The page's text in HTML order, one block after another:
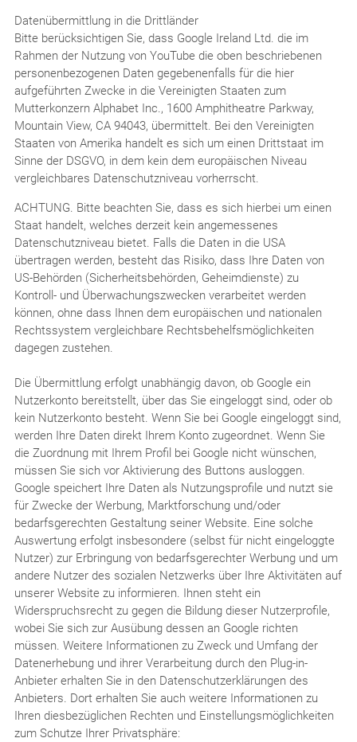
Datenübermittlung in die Drittländer
Bitte berücksichtigen Sie, dass Google Ireland Ltd. die im
Rahmen der Nutzung von YouTube die oben beschriebenen
personenbezogenen Daten gegebenenfalls für die hier
aufgeführten Zwecke in die Vereinigten Staaten zum
Mutterkonzern Alphabet Inc., 1600 Amphitheatre Parkway,
Mountain View, CA 94043, übermittelt. Bei den Vereinigten
Staaten von Amerika handelt es sich um einen Drittstaat im
Sinne der DSGVO, in dem kein dem europäischen Niveau
vergleichbares Datenschutzniveau vorherrscht.
ACHTUNG. Bitte beachten Sie, dass es sich hierbei um einen
Staat handelt, welches derzeit kein angemessenes
Datenschutzniveau bietet. Falls die Daten in die USA
übertragen werden, besteht das Risiko, dass Ihre Daten von
US-Behörden (Sicherheitsbehörden, Geheimdienste) zu
Kontroll- und Überwachungszwecken verarbeitet werden
können, ohne dass Ihnen dem europäischen und nationalen
Rechtssystem vergleichbare Rechtsbehelfsmöglichkeiten
dagegen zustehen.
Die Übermittlung erfolgt unabhängig davon, ob Google ein
Nutzerkonto bereitstellt, über das Sie eingeloggt sind, oder ob
kein Nutzerkonto besteht. Wenn Sie bei Google eingeloggt sind,
werden Ihre Daten direkt Ihrem Konto zugeordnet. Wenn Sie
die Zuordnung mit Ihrem Profil bei Google nicht wünschen,
müssen Sie sich vor Aktivierung des Buttons ausloggen.
Google speichert Ihre Daten als Nutzungsprofile und nutzt sie
für Zwecke der Werbung, Marktforschung und/oder
bedarfsgerechten Gestaltung seiner Website. Eine solche
Auswertung erfolgt insbesondere (selbst für nicht eingeloggte
Nutzer) zur Erbringung von bedarfsgerechter Werbung und um
andere Nutzer des sozialen Netzwerks über Ihre Aktivitäten auf
unserer Website zu informieren. Ihnen steht ein
Widerspruchsrecht zu gegen die Bildung dieser Nutzerprofile,
wobei Sie sich zur Ausübung dessen an Google richten
müssen. Weitere Informationen zu Zweck und Umfang der
Datenerhebung und ihrer Verarbeitung durch den Plug-in-
Anbieter erhalten Sie in den Datenschutzerklärungen des
Anbieters. Dort erhalten Sie auch weitere Informationen zu
Ihren diesbezüglichen Rechten und Einstellungsmöglichkeiten
zum Schutze Ihrer Privatsphäre: